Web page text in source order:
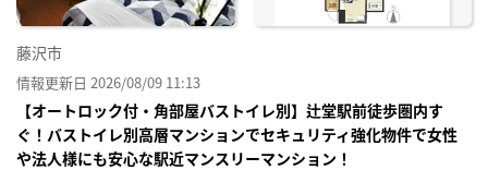
藤沢市
情報更新日 2026/08/09 11:13
【オートロック付・角部屋バストイレ別】辻堂駅前徒歩圏内す
ぐ！バストイレ別高層マンションでセキュリティ強化物件で女性
や法人様にも安心な駅近マンスリーマンション！